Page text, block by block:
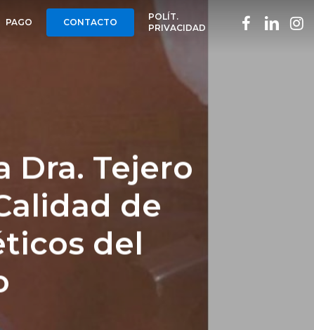
PAGO CONTACTO
POLÍT.
PRIVACIDAD
FACEBOOKLINKEDIN
Dra. Tejero
de
del